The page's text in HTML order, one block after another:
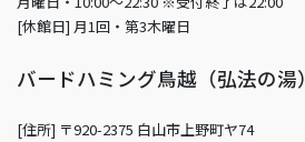
[休館日] 月1回・第3木曜日
バードハミング鳥越（弘法の湯）
[住所] 〒920-2375 白山市上野町ヤ74